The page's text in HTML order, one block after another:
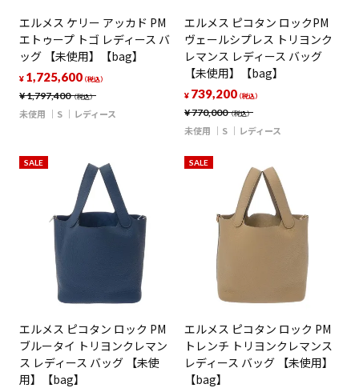
エルメス ケリー アッカド PM
エトゥープ トゴ レディース バ
ッグ 【未使用】【bag】
¥1,797,400（税込）
¥ 1,725,600（税込）
未使用 S レディース
エルメス ピコタン ロックPM
ヴェールシプレス トリヨンク
レマンス レディース バッグ
【未使用】【bag】
¥770,000（税込）
¥ 739,200（税込）
未使用 S レディース
SALE
エルメス ピコタン ロック PM
ブルータイ トリヨンクレマン
ス レディース バッグ 【未使
用】【bag】
SALE
エルメス ピコタン ロック PM
トレンチ トリヨンクレマンス
レディース バッグ 【未使用】
【bag】